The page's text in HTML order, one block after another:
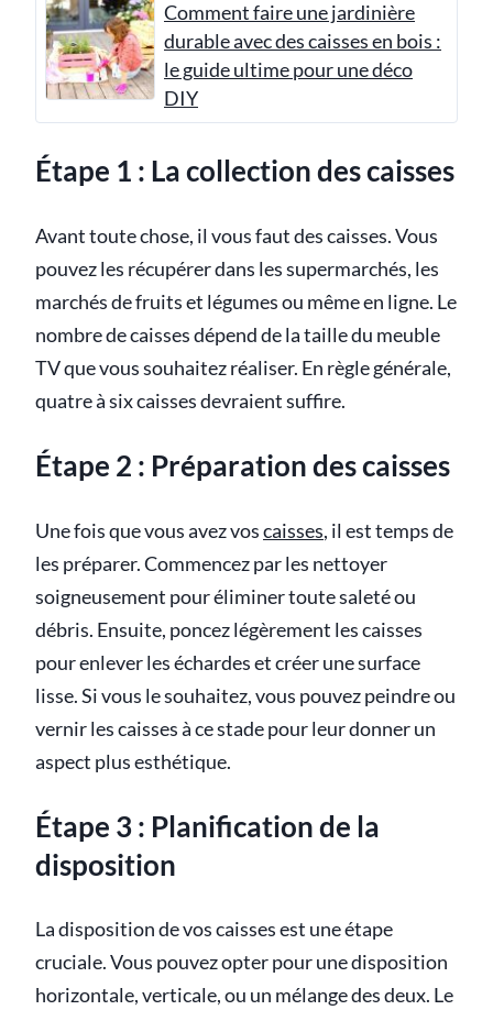
Comment faire une jardinière
durable avec des caisses en bois :
le guide ultime pour une déco
DIY
Étape 1 : La collection des caisses
Avant toute chose, il vous faut des caisses. Vous
pouvez les récupérer dans les supermarchés, les
marchés de fruits et légumes ou même en ligne. Le
nombre de caisses dépend de la taille du meuble
TV que vous souhaitez réaliser. En règle générale,
quatre à six caisses devraient suffire.
Étape 2 : Préparation des caisses
Une fois que vous avez voscaisses, il est temps de
les préparer. Commencez par les nettoyer
soigneusement pour éliminer toute saleté ou
débris. Ensuite, poncez légèrement les caisses
pour enlever les échardes et créer une surface
lisse. Si vous le souhaitez, vous pouvez peindre ou
vernir les caisses à ce stade pour leur donner un
aspect plus esthétique.
Étape 3 : Planification de la
disposition
La disposition de vos caisses est une étape
cruciale. Vous pouvez opter pour une disposition
horizontale, verticale, ou un mélange des deux. Le